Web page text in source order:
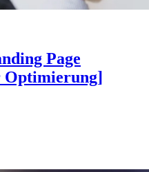
Page
Optimierung]